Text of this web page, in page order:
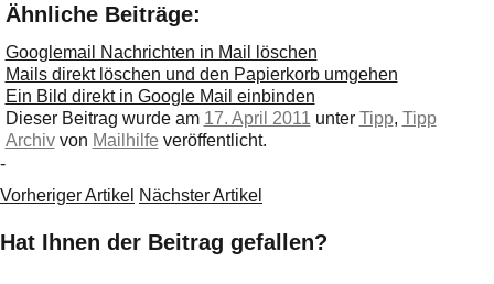
Ähnliche Beiträge:
Googlemail Nachrichten in Mail löschen
Mails direkt löschen und den Papierkorb umgehen
Ein Bild direkt in Google Mail einbinden
Dieser Beitrag wurde am 17. April 2011 unter Tipp, Tipp
Archiv von Mailhilfe veröffentlicht.
-
Vorheriger Artikel Nächster Artikel
Hat Ihnen der Beitrag gefallen?